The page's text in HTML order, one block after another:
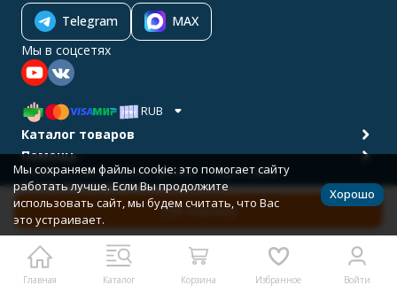
В корзину
Главная Каталог Корзина Избранное Войти
Telegram
MAX
Мы в соцсетях
RUB
Каталог товаров
Помощь
Политика персональных данных
Карта сайта
© 2001-2026 САДТЕХ24
Разработано вbodysite.ru
Мы сохраняем файлы cookie: это помогает сайту
работать лучше. Если Вы продолжите
использовать сайт, мы будем считать, что Вас
это устраивает.
Хорошо